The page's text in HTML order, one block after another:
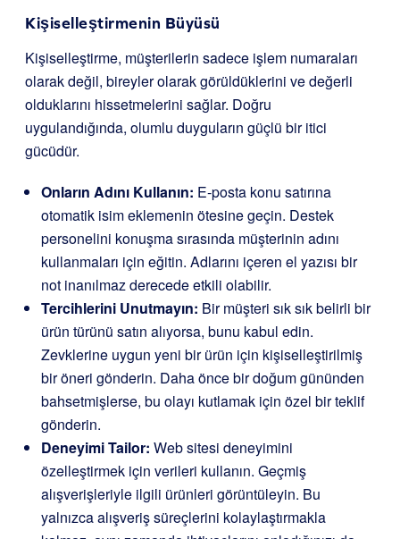
Kişiselleştirmenin Büyüsü
Kişiselleştirme, müşterilerin sadece işlem numaraları
olarak değil, bireyler olarak görüldüklerini ve değerli
olduklarını hissetmelerini sağlar. Doğru
uygulandığında, olumlu duyguların güçlü bir itici
gücüdür.
Onların Adını Kullanın: E-posta konu satırına
otomatik isim eklemenin ötesine geçin. Destek
personelini konuşma sırasında müşterinin adını
kullanmaları için eğitin. Adlarını içeren el yazısı bir
not inanılmaz derecede etkili olabilir.
Tercihlerini Unutmayın: Bir müşteri sık sık belirli bir
ürün türünü satın alıyorsa, bunu kabul edin.
Zevklerine uygun yeni bir ürün için kişiselleştirilmiş
bir öneri gönderin. Daha önce bir doğum gününden
bahsetmişlerse, bu olayı kutlamak için özel bir teklif
gönderin.
Deneyimi Tailor: Web sitesi deneyimini
özelleştirmek için verileri kullanın. Geçmiş
alışverişleriyle ilgili ürünleri görüntüleyin. Bu
yalnızca alışveriş süreçlerini kolaylaştırmakla